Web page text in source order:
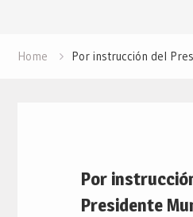
Home Por instrucción del
Por
Presidente